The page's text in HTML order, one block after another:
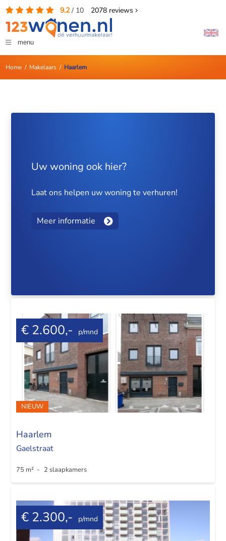
9.2/ 10 2078reviews
menu
Home/ Makelaars/ Haarlem
Uw woning ook hier?
Laat ons helpen uw woning te verhuren!
Meer informatie
€ 2.600,- p/mnd
NIEUW
Haarlem
Gaelstraat
75 m² - 2 slaapkamers
€ 2.300,- p/mnd